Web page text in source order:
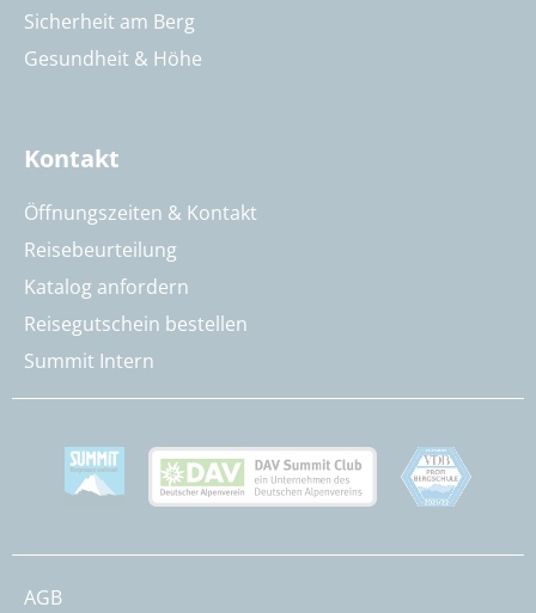
Sicherheit am Berg
Gesundheit & Höhe
Kontakt
Öffnungszeiten & Kontakt
Reisebeurteilung
Katalog anfordern
Reisegutschein bestellen
Summit Intern
AGB